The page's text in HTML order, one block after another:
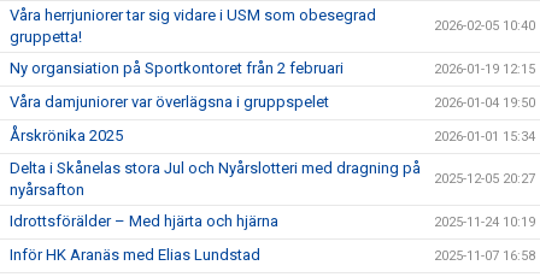
Våra herrjuniorer tar sig vidare i USM som obesegrad
gruppetta!
2026-02-05 10:40
Ny organsiation på Sportkontoret från 2 februari 2026-01-19 12:15
Våra damjuniorer var överlägsna i gruppspelet 2026-01-04 19:50
Årskrönika 2025 2026-01-01 15:34
Delta i Skånelas stora Jul och Nyårslotteri med dragning på
nyårsafton
2025-12-05 20:27
Idrottsförälder – Med hjärta och hjärna 2025-11-24 10:19
Inför HK Aranäs med Elias Lundstad 2025-11-07 16:58